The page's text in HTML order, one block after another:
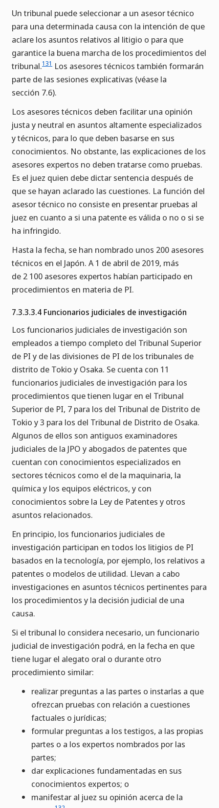
Un tribunal puede seleccionar a un asesor técnico
para una determinada causa con la intención de que
aclare los asuntos relativos al litigio o para que
garantice la buena marcha de los procedimientos del
tribunal.131 Los asesores técnicos también formarán
parte de las sesiones explicativas (véase la
sección 7.6).
Los asesores técnicos deben facilitar una opinión
justa y neutral en asuntos altamente especializados
y técnicos, para lo que deben basarse en sus
conocimientos. No obstante, las explicaciones de los
asesores expertos no deben tratarse como pruebas.
Es el juez quien debe dictar sentencia después de
que se hayan aclarado las cuestiones. La función del
asesor técnico no consiste en presentar pruebas al
juez en cuanto a si una patente es válida o no o si se
ha infringido.
Hasta la fecha, se han nombrado unos 200 asesores
técnicos en el Japón. A 1 de abril de 2019, más
de 2 100 asesores expertos habían participado en
procedimientos en materia de PI.
7.3.3.3.4 Funcionarios judiciales de investigación
Los funcionarios judiciales de investigación son
empleados a tiempo completo del Tribunal Superior
de PI y de las divisiones de PI de los tribunales de
distrito de Tokio y Osaka. Se cuenta con 11
funcionarios judiciales de investigación para los
procedimientos que tienen lugar en el Tribunal
Superior de PI, 7 para los del Tribunal de Distrito de
Tokio y 3 para los del Tribunal de Distrito de Osaka.
Algunos de ellos son antiguos examinadores
judiciales de la JPO y abogados de patentes que
cuentan con conocimientos especializados en
sectores técnicos como el de la maquinaria, la
química y los equipos eléctricos, y con
conocimientos sobre la Ley de Patentes y otros
asuntos relacionados.
En principio, los funcionarios judiciales de
investigación participan en todos los litigios de PI
basados en la tecnología, por ejemplo, los relativos a
patentes o modelos de utilidad. Llevan a cabo
investigaciones en asuntos técnicos pertinentes para
los procedimientos y la decisión judicial de una
causa.
Si el tribunal lo considera necesario, un funcionario
judicial de investigación podrá, en la fecha en que
tiene lugar el alegato oral o durante otro
procedimiento similar:
realizar preguntas a las partes o instarlas a que
ofrezcan pruebas con relación a cuestiones
factuales o jurídicas;
formular preguntas a los testigos, a las propias
partes o a los expertos nombrados por las
partes;
dar explicaciones fundamentadas en sus
conocimientos expertos; o
manifestar al juez su opinión acerca de la